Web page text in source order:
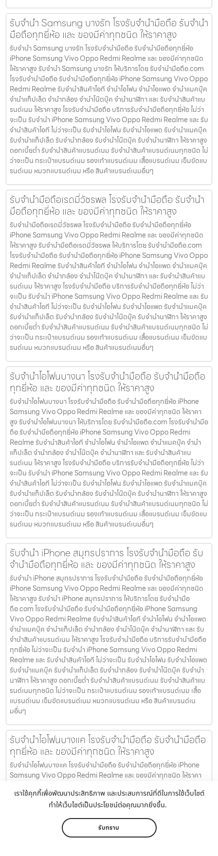
เราใช้คุกกี้เพื่อพัฒนาประสิทธิภาพ และประสบการณ์ที่ดีในการใช้เว็บไซต์
ทำให้เว็บไซต์เป็นประโยชน์ต่อคุณมากยิ่งขึ้น.
รับทราบ
รับจำนำ Samsung บางรัก โรงรับจำนำมือถือ รับจำนำ
มือถือทุกยี่ห้อ และ ของมีค่าทุกชนิด ให้ราคาสูง
รับจำนำ Samsung บางรัก โรงรับจำนำมือถือ รับจำนำมือถือทุกยี่ห้อ
iPhone Samsung Vivo Oppo Redmi Realme และ ของมีค่าทุกชนิด
ให้ราคาสูง รับจำนำ Samsung บางรัก ให้บริการโดย รับจํานํามือถือ.com
โรงรับจำนำมือถือ รับจำนำมือถือทุกยี่ห้อ iPhone Samsung Vivo Oppo
Redmi Realme รับจำนำสินค้าไอที จำนำไอโฟน จำนำไอแพด จำนำแมคบุ๊ค
จำนำแท็ปเล็ต จำนำกล้อง จำนำโน๊ตบุ๊ค จำนำนาฬิกา และ รับจำนำสินค้าแบ
รนด์เนม ให้ราคาสูง โรงรับจำนำมือถือ บริการรับจำนำมือถือทุกยี่ห้อ ไม่ว่า
จะเป็น รับจำนำ iPhone Samsung Vivo Oppo Redmi Realme และ รับ
จำนำสินค้าไอที ไม่ว่าจะเป็น รับจำนำไอโฟน รับจำนำไอแพด รับจำนำแมคบุ๊ค
รับจำนำแท็ปเล็ต รับจำนำกล้อง รับจำนำโน๊ตบุ๊ค รับจำนำนาฬิกา ให้ราคาสูง
ดอกเบี้ยต่ำ รับจำนำสินค้าแบรนด์เนม รับจำนำสินค้าแบรนด์เนมทุกชนิด ไม่
ว่าจะเป็น กระเป๋าแบรนด์เนม รองเท้าแบรนด์เนม เสื้อแบรนด์เนม เข็มขัดแบ
รนด์เนม หมวกแบรนด์เนม หรือ สินค้าแบรนด์เนมอื่นๆ
รับจำนำมือถือเรดมี่วัชรพล โรงรับจำนำมือถือ รับจำนำ
มือถือทุกยี่ห้อ และ ของมีค่าทุกชนิด ให้ราคาสูง
รับจำนำมือถือเรดมี่วัชรพล โรงรับจำนำมือถือ รับจำนำมือถือทุกยี่ห้อ
iPhone Samsung Vivo Oppo Redmi Realme และ ของมีค่าทุกชนิด
ให้ราคาสูง รับจำนำมือถือเรดมี่วัชรพล ให้บริการโดย รับจํานํามือถือ.com
โรงรับจำนำมือถือ รับจำนำมือถือทุกยี่ห้อ iPhone Samsung Vivo Oppo
Redmi Realme รับจำนำสินค้าไอที จำนำไอโฟน จำนำไอแพด จำนำแมคบุ๊ค
จำนำแท็ปเล็ต จำนำกล้อง จำนำโน๊ตบุ๊ค จำนำนาฬิกา และ รับจำนำสินค้าแบ
รนด์เนม ให้ราคาสูง โรงรับจำนำมือถือ บริการรับจำนำมือถือทุกยี่ห้อ ไม่ว่า
จะเป็น รับจำนำ iPhone Samsung Vivo Oppo Redmi Realme และ รับ
จำนำสินค้าไอที ไม่ว่าจะเป็น รับจำนำไอโฟน รับจำนำไอแพด รับจำนำแมคบุ๊ค
รับจำนำแท็ปเล็ต รับจำนำกล้อง รับจำนำโน๊ตบุ๊ค รับจำนำนาฬิกา ให้ราคาสูง
ดอกเบี้ยต่ำ รับจำนำสินค้าแบรนด์เนม รับจำนำสินค้าแบรนด์เนมทุกชนิด ไม่
ว่าจะเป็น กระเป๋าแบรนด์เนม รองเท้าแบรนด์เนม เสื้อแบรนด์เนม เข็มขัดแบ
รนด์เนม หมวกแบรนด์เนม หรือ สินค้าแบรนด์เนมอื่นๆ
รับจำนำไอโฟนบางนา โรงรับจำนำมือถือ รับจำนำมือถือ
ทุกยี่ห้อ และ ของมีค่าทุกชนิด ให้ราคาสูง
รับจำนำไอโฟนบางนา โรงรับจำนำมือถือ รับจำนำมือถือทุกยี่ห้อ iPhone
Samsung Vivo Oppo Redmi Realme และ ของมีค่าทุกชนิด ให้ราคา
สูง รับจำนำไอโฟนบางนา ให้บริการโดย รับจํานํามือถือ.com โรงรับจำนำมือ
ถือ รับจำนำมือถือทุกยี่ห้อ iPhone Samsung Vivo Oppo Redmi
Realme รับจำนำสินค้าไอที จำนำไอโฟน จำนำไอแพด จำนำแมคบุ๊ค จำนำ
แท็ปเล็ต จำนำกล้อง จำนำโน๊ตบุ๊ค จำนำนาฬิกา และ รับจำนำสินค้าแบ
รนด์เนม ให้ราคาสูง โรงรับจำนำมือถือ บริการรับจำนำมือถือทุกยี่ห้อ ไม่ว่า
จะเป็น รับจำนำ iPhone Samsung Vivo Oppo Redmi Realme และ รับ
จำนำสินค้าไอที ไม่ว่าจะเป็น รับจำนำไอโฟน รับจำนำไอแพด รับจำนำแมคบุ๊ค
รับจำนำแท็ปเล็ต รับจำนำกล้อง รับจำนำโน๊ตบุ๊ค รับจำนำนาฬิกา ให้ราคาสูง
ดอกเบี้ยต่ำ รับจำนำสินค้าแบรนด์เนม รับจำนำสินค้าแบรนด์เนมทุกชนิด ไม่
ว่าจะเป็น กระเป๋าแบรนด์เนม รองเท้าแบรนด์เนม เสื้อแบรนด์เนม เข็มขัดแบ
รนด์เนม หมวกแบรนด์เนม หรือ สินค้าแบรนด์เนมอื่นๆ
รับจำนำ iPhone สมุทรปราการ โรงรับจำนำมือถือ รับ
จำนำมือถือทุกยี่ห้อ และ ของมีค่าทุกชนิด ให้ราคาสูง
รับจำนำ iPhone สมุทรปราการ โรงรับจำนำมือถือ รับจำนำมือถือทุกยี่ห้อ
iPhone Samsung Vivo Oppo Redmi Realme และ ของมีค่าทุกชนิด
ให้ราคาสูง รับจำนำ iPhone สมุทรปราการ ให้บริการโดย รับจํานํามือ
ถือ.com โรงรับจำนำมือถือ รับจำนำมือถือทุกยี่ห้อ iPhone Samsung
Vivo Oppo Redmi Realme รับจำนำสินค้าไอที จำนำไอโฟน จำนำไอแพด
จำนำแมคบุ๊ค จำนำแท็ปเล็ต จำนำกล้อง จำนำโน๊ตบุ๊ค จำนำนาฬิกา และ รับ
จำนำสินค้าแบรนด์เนม ให้ราคาสูง โรงรับจำนำมือถือ บริการรับจำนำมือถือ
ทุกยี่ห้อ ไม่ว่าจะเป็น รับจำนำ iPhone Samsung Vivo Oppo Redmi
Realme และ รับจำนำสินค้าไอที ไม่ว่าจะเป็น รับจำนำไอโฟน รับจำนำไอแพด
รับจำนำแมคบุ๊ค รับจำนำแท็ปเล็ต รับจำนำกล้อง รับจำนำโน๊ตบุ๊ค รับจำนำ
นาฬิกา ให้ราคาสูง ดอกเบี้ยต่ำ รับจำนำสินค้าแบรนด์เนม รับจำนำสินค้าแบ
รนด์เนมทุกชนิด ไม่ว่าจะเป็น กระเป๋าแบรนด์เนม รองเท้าแบรนด์เนม เสื้อ
แบรนด์เนม เข็มขัดแบรนด์เนม หมวกแบรนด์เนม หรือ สินค้าแบรนด์เน
มอื่นๆ
รับจำนำไอโฟนบางแค โรงรับจำนำมือถือ รับจำนำมือถือ
ทุกยี่ห้อ และ ของมีค่าทุกชนิด ให้ราคาสูง
รับจำนำไอโฟนบางแค โรงรับจำนำมือถือ รับจำนำมือถือทุกยี่ห้อ iPhone
Samsung Vivo Oppo Redmi Realme และ ของมีค่าทุกชนิด ให้ราคา
มือถือ รับจำนำมือถือทุกยี่ห้อ iPhone Samsung Vivo Oppo Redmi
Realme รับจำนำสินค้าไอที จำนำไอโฟน จำนำไอแพด จำนำแมคบุ๊ค จำนำ
แท็ปเล็ต จำนำกล้อง จำนำโน๊ตบุ๊ค จำนำนาฬิกา และ รับจำนำสินค้าแบ
รนด์เนม ให้ราคาสูง โรงรับจำนำมือถือ บริการรับจำนำมือถือทุกยี่ห้อ ไม่ว่า
จะเป็น รับจำนำ iPhone Samsung Vivo Oppo Redmi Realme และ รับ